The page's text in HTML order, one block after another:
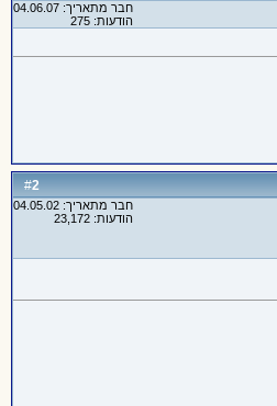
חבר מתאריך: 04.06.07
הודעות: 275
#
2
חבר מתאריך: 04.05.02
הודעות: 23,172